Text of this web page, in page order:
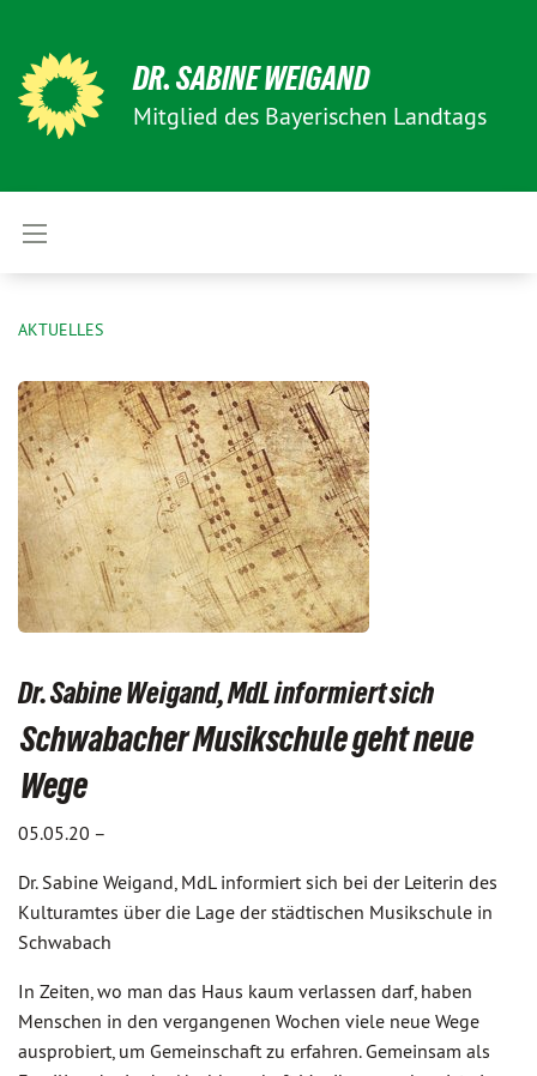
DR. SABINE WEIGAND
Mitglied des Bayerischen Landtags
AKTUELLES
Dr. Sabine Weigand, MdL informiert sich
Schwabacher Musikschule geht neue
Wege
05.05.20 –
Dr. Sabine Weigand, MdL informiert sich bei der Leiterin des
Kulturamtes über die Lage der städtischen Musikschule in
Schwabach
In Zeiten, wo man das Haus kaum verlassen darf, haben
Menschen in den vergangenen Wochen viele neue Wege
ausprobiert, um Gemeinschaft zu erfahren. Gemeinsam als